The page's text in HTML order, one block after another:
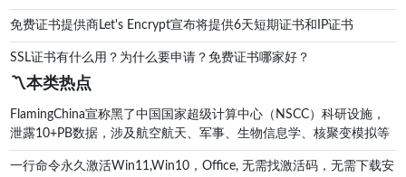
免费证书提供商Let's Encrypt宣布将提供6天短期证书和IP证书
SSL证书有什么用？为什么要申请？免费证书哪家好？
〽️本类热点
FlamingChina宣称黑了中国国家超级计算中心（NSCC）科研设施，
泄露10+PB数据，涉及航空航天、军事、生物信息学、核聚变模拟等
一行命令永久激活Win11,Win10，Office, 无需找激活码，无需下载安